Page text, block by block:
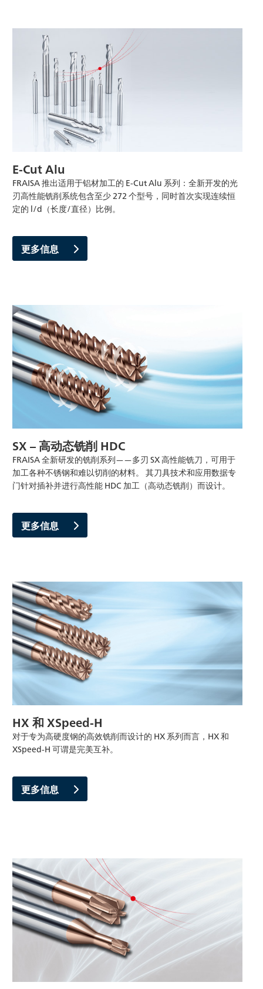
E-Cut Alu
FRAISA 推出适用于铝材加工的 E-Cut Alu 系列：全新开发的光
刃高性能铣削系统包含至少 272 个型号，同时首次实现连续恒
定的 l/d（长度/直径）比例。
更多信息
SX – 高动态铣削 HDC
FRAISA 全新研发的铣削系列——多刃 SX 高性能铣刀，可用于
加工各种不锈钢和难以切削的材料。 其刀具技术和应用数据专
门针对插补并进行高性能 HDC 加工（高动态铣削）而设计。
更多信息
HX 和 XSpeed-H
对于专为高硬度钢的高效铣削而设计的 HX 系列而言，HX 和
XSpeed-H 可谓是完美互补。
更多信息